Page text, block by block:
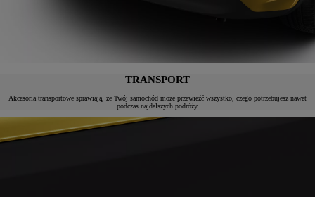
TRANSPORT
Akcesoria transportowe sprawiają, że Twój samochód może przewieźć wszystko, czego potrzebujesz nawet
podczas najdalszych podróży.